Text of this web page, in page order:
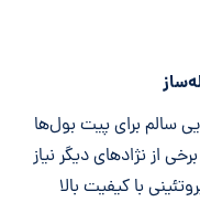
سالم برای پیت بول‌ها
از نژادهای دیگر نیاز
با کیفیت بالا